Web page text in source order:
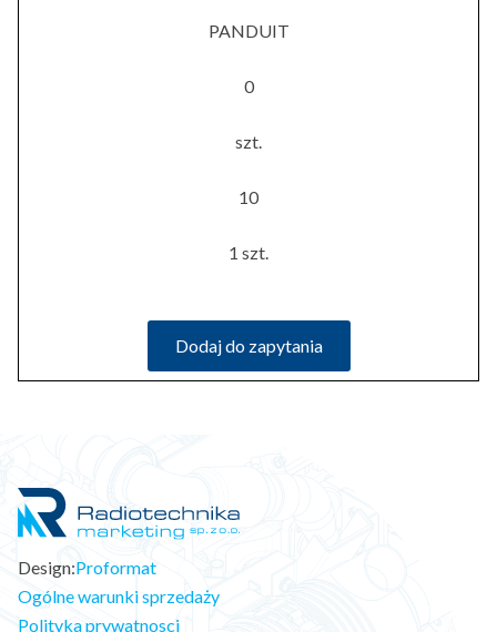
PANDUIT
0
szt.
10
1 szt.
Dodaj do zapytania
Design:Proformat
Ogólne warunki sprzedaży
Polityka prywatnosci